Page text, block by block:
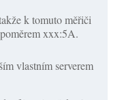
k tomuto měřiči
xxx:5A.
vlastním serverem